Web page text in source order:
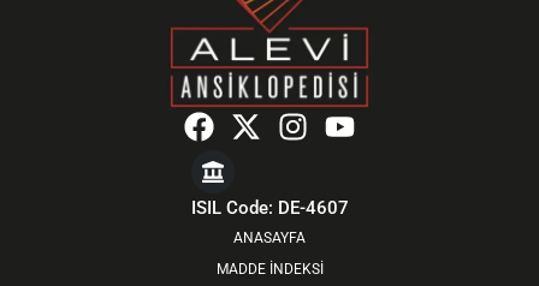
F
a
c
e
X
w
i
t
I
n
t
a
g
Y
t
ISIL Code: DE-4607
ANASAYFA
MADDE İNDEKSİ